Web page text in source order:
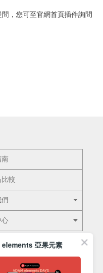
，您可至官網首頁插件詢問
南
較
心
elements 亞果元素